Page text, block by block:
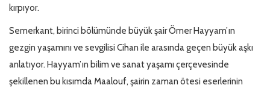
kırpıyor.
Semerkant, birinci bölümünde büyük şair Ömer Hayyam’ın
gezgin yaşamını ve sevgilisi Cihan ile arasında geçen büyük aşkı
anlatıyor. Hayyam’ın bilim ve sanat yaşamı çerçevesinde
şekillenen bu kısımda Maalouf, şairin zaman ötesi eserlerinin